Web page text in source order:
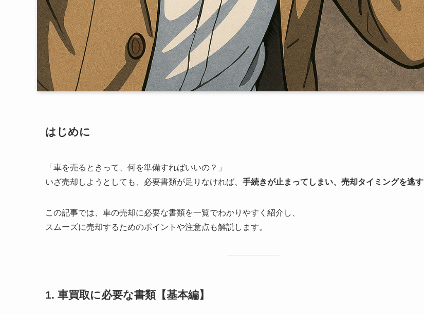
はじめに
「車を売るときって、何を準備すればいいの？」
いざ売却しようとしても、必要書類が足りなければ、 手続きが止まってしまい、売却タイミングを逃す
この記事では、車の売却に必要な書類を一覧でわかりやすく紹介し、
スムーズに売却するためのポイントや注意点も解説します。
1. 車買取に必要な書類【基本編】